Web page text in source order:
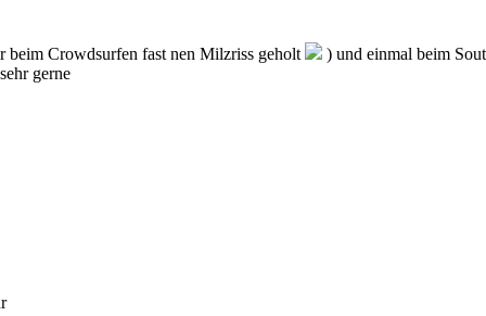
beim Crowdsurfen fast nen Milzriss geholt
) und einmal beim
gerne